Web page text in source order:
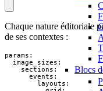
Blocs
Chaque nature éditoriale
de ses contextes :
params:
  image_sizes:
    sections:
      events:
        layouts: